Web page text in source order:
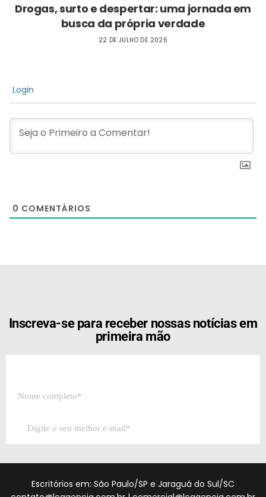
Drogas, surto e despertar: uma jornada em
busca da própria verdade
22 DE JULHO DE 2026
Login
0 COMENTÁRIOS
Inscreva-se para receber nossas notícias em
primeira mão
Escritórios em: São Paulo/SP e Jaraguá do Sul/SC